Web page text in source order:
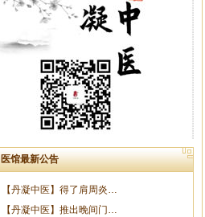
医馆最新公告
【丹凝中医】得了肩周炎…
【丹凝中医】推出晚间门…